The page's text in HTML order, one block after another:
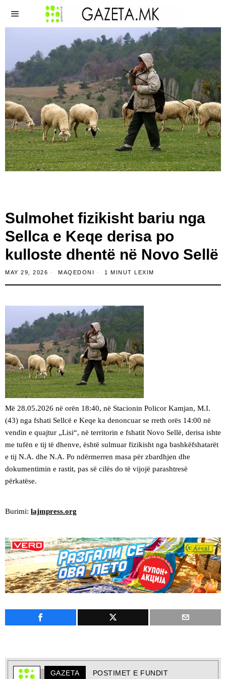
Sulmohet fizikisht bariu nga
Sellca e Keqe derisa po
kulloste dhentë në Novo Sellë
MAY 29, 2026 MAQEDONI 1 MINUT LEXIM
​Më 28.05.2026 në orën 18:40, në Stacionin Policor Kamjan, M.I.
(43) nga fshati Sellcë e Keqe ka denoncuar se rreth orës 14:00 në
vendin e quajtur „Lisi“, në territorin e fshatit Novo Sellë, derisa ishte
me tufën e tij të dhenve, është sulmuar fizikisht nga bashkëfshatarët
e tij N.A. dhe N.A. Po ndërmerren masa për zbardhjen dhe
dokumentimin e rastit, pas së cilës do të vijojë parashtresë
përkatëse.
Burimi: lajmpress.org
GAZETA POSTIMET E FUNDIT